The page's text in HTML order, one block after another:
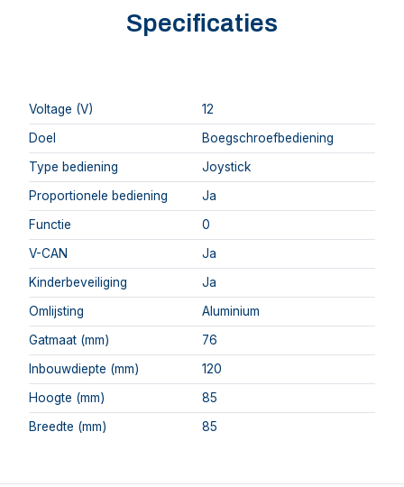
Specificaties
Voltage (V)
12
Doel
Boegschroefbediening
Type bediening
Joystick
Proportionele bediening
Ja
Functie
0
V-CAN
Ja
Kinderbeveiliging
Ja
Omlijsting
Aluminium
Gatmaat (mm)
76
Inbouwdiepte (mm)
120
Hoogte (mm)
85
Breedte (mm)
85